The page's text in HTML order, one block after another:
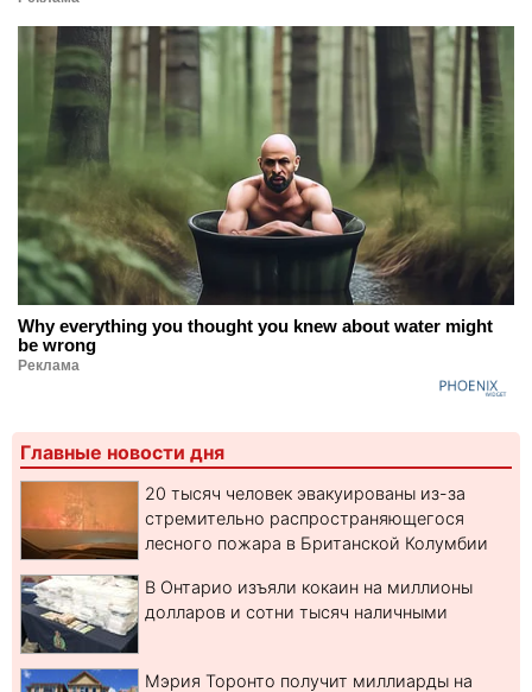
Why everything you thought you knew about water might
be wrong
Реклама
Главные новости дня
20 тысяч человек эвакуированы из-за
стремительно распространяющегося
лесного пожара в Британской Колумбии
В Онтарио изъяли кокаин на миллионы
долларов и сотни тысяч наличными
Мэрия Торонто получит миллиарды на